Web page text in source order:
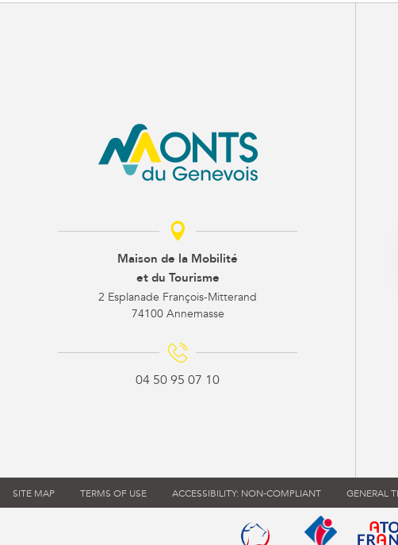
Maison de la Mobilité
et du Tourisme
2 Esplanade François-Mitterand
74100 Annemasse
04 50 95 07 10
SITE MAP TERMS OF USE ACCESSIBILITY: NON-COMPLIANT GENERAL
Qualité tourisme (s'ouvre
Office de